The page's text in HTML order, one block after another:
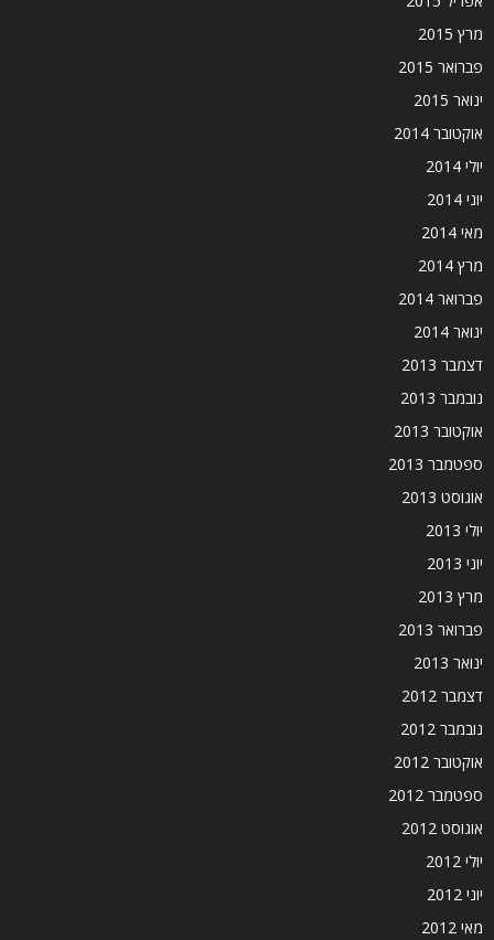
מרץ 2015
פברואר 2015
ינואר 2015
אוקטובר 2014
יולי 2014
יוני 2014
מאי 2014
מרץ 2014
פברואר 2014
ינואר 2014
דצמבר 2013
נובמבר 2013
אוקטובר 2013
ספטמבר 2013
אוגוסט 2013
יולי 2013
יוני 2013
מרץ 2013
פברואר 2013
ינואר 2013
דצמבר 2012
נובמבר 2012
אוקטובר 2012
ספטמבר 2012
אוגוסט 2012
יולי 2012
יוני 2012
מאי 2012